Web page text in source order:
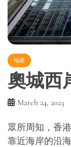
地產
奧城西
March 24, 2023
眾所周知，香
靠近海岸的沿